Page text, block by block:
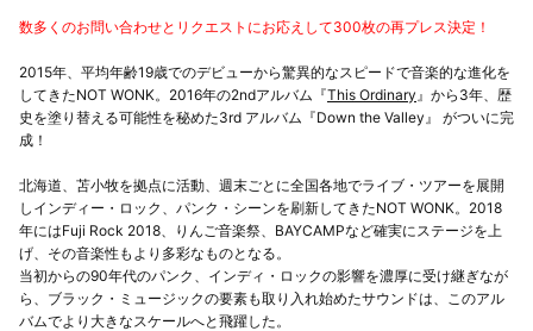
数多くのお問い合わせとリクエストにお応えして300枚の再プレス決定！
2015年、平均年齢19歳でのデビューから驚異的なスピードで音楽的な進化を
してきたNOT WONK。2016年の2ndアルバム『This Ordinary』から3年、歴
史を塗り替える可能性を秘めた3rd アルバム『Down the Valley』 がついに完
成！
北海道、苫小牧を拠点に活動、週末ごとに全国各地でライブ・ツアーを展開
しインディー・ロック、パンク・シーンを刷新してきたNOT WONK。2018
年にはFuji Rock 2018、りんご音楽祭、BAYCAMPなど確実にステージを上
げ、その音楽性もより多彩なものとなる。
当初からの90年代のパンク、インディ・ロックの影響を濃厚に受け継ぎなが
ら、ブラック・ミュージックの要素も取り入れ始めたサウンドは、このアル
バムでより大きなスケールへと飛躍した。